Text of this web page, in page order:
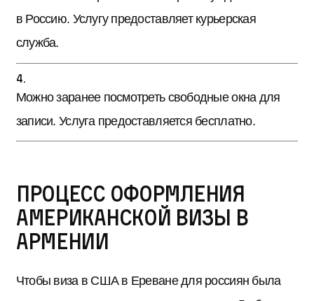
в Россию. Услугу предоставляет курьерская
служба.
Можно заранее посмотреть свободные окна для
записи. Услуга предоставляется бесплатно.
Процесс оформления
американской визы в
Армении
Чтобы виза в США в Ереване для россиян была